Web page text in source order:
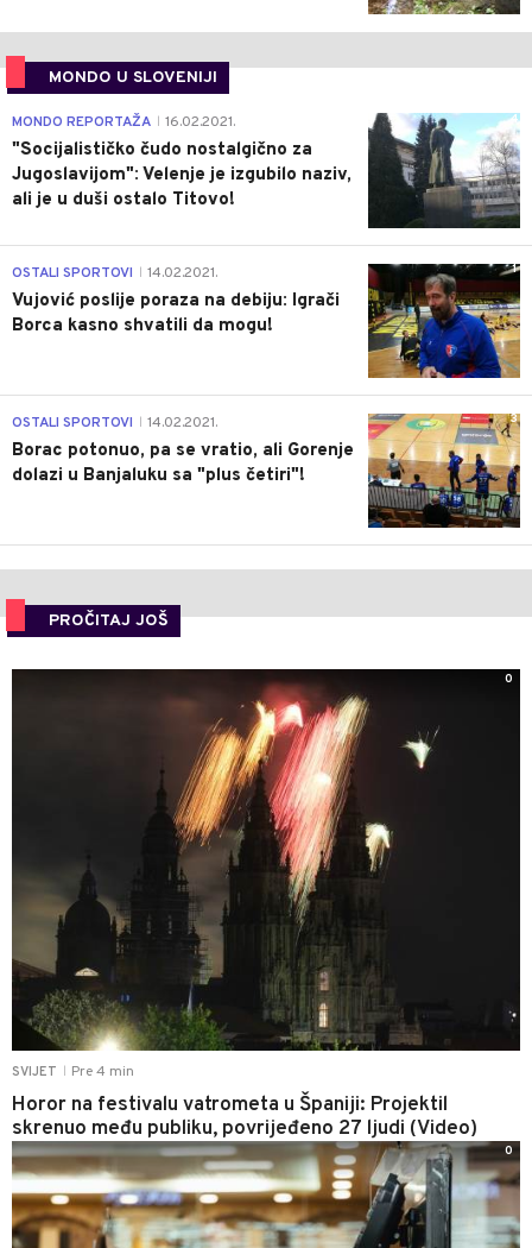
MONDO U SLOVENIJI
4
MONDO REPORTAŽA 16.02.2021.
"Socijalističko čudo nostalgično za
Jugoslavijom": Velenje je izgubilo naziv,
ali je u duši ostalo Titovo!
1
OSTALI SPORTOVI 14.02.2021.
Vujović poslije poraza na debiju: Igrači
Borca kasno shvatili da mogu!
3
OSTALI SPORTOVI 14.02.2021.
Borac potonuo, pa se vratio, ali Gorenje
dolazi u Banjaluku sa "plus četiri"!
PROČITAJ JOŠ
SVIJET Pre 4 min
Horor na festivalu vatrometa u Španiji: Projektil
skrenuo među publiku, povrijeđeno 27 ljudi (Video)
0
0